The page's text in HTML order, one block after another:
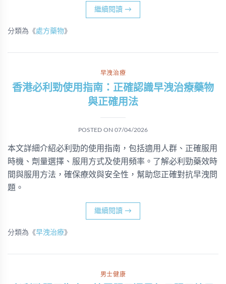
繼續閱讀 →
分類為《處方藥物》
早洩治療
香港必利勁使用指南：正確認識早洩治療藥物
與正確用法
POSTED ON 07/04/2026
本文詳細介紹必利勁的使用指南，包括適用人群、正確服用
時機、劑量選擇、服用方式及使用頻率。了解必利勁藥效時
間與服用方法，確保療效與安全性，幫助您正確對抗早洩問
題。
繼續閱讀 →
分類為《早洩治療》
男士健康